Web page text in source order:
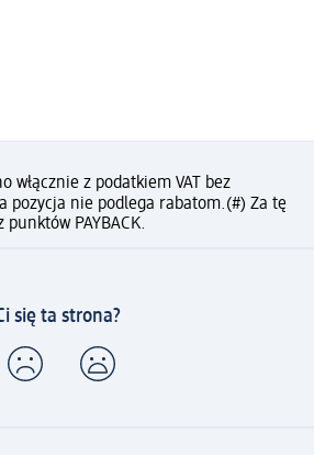
włącznie z podatkiem VAT bez
pozycja nie podlega rabatom.(#) Za tę
PAYBACK.
się ta strona?